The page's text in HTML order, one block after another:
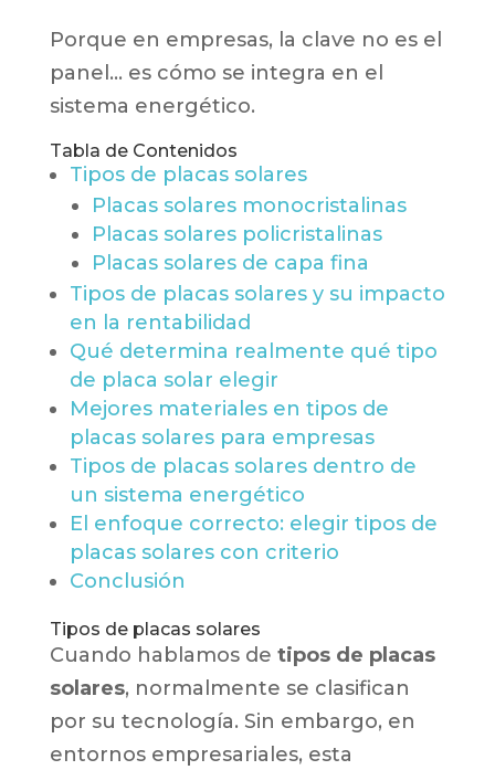
Porque en empresas, la clave no es el
panel… es cómo se integra en el
sistema energético.
Tabla de Contenidos
Tipos de placas solares
Placas solares monocristalinas
Placas solares policristalinas
Placas solares de capa fina
Tipos de placas solares y su impacto
en la rentabilidad
Qué determina realmente qué tipo
de placa solar elegir
Mejores materiales en tipos de
placas solares para empresas
Tipos de placas solares dentro de
un sistema energético
El enfoque correcto: elegir tipos de
placas solares con criterio
Conclusión
Tipos de placas solares
Cuando hablamos de tipos de placas
solares, normalmente se clasifican
por su tecnología. Sin embargo, en
entornos empresariales, esta